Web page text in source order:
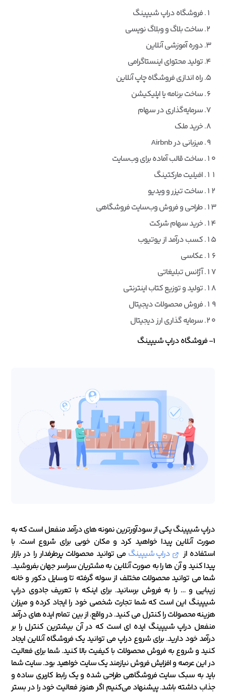
فروشگاه دراپ شیپینگ
ساخت بلاگ و وبلاگ نویسی
دوره آموزشی آنلاین
تولید محتوای اینستاگرامی
راه اندازی فروشگاه چاپ آنلاین
ساخت برنامه یا اپلیکیشن
سرمایه‌گذاری در سهام
خرید ملک
میزبانی در Airbnb
ساخت قالب آماده برای وب‌سایت
افیلیت مارکتینگ
ساخت تیزر و ویدیو
طراحی و فروش وب‌سایت فروشگاهی
خرید سهام شرکت
کسب درآمد از یوتیوب
عکاسی
آژانس تبلیغاتی
تولید و توزیع کتاب اینترنتی
فروش محصولات دیجیتال
سرمایه گذاری ارز دیجیتال
1- فروشگاه دراپ شیپینگ
دراپ شیپینگ یکی از سودآورترین نمونه های درآمد منفعل است که به
صورت آنلاین پیدا خواهید کرد و مکان خوبی برای شروع است. با
استفاده از
دراپ شیپینگ می توانید محصولات پرطرفدار را در بازار
پیدا کنید و آن ها را به صورت آنلاین به مشتریان سراسر جهان بفروشید.
شما می توانید محصولات مختلف از سوله گرفته تا وسایل دکور و خانه
زیبایی و … را به فروش برسانید. برای اینکه با تعریف جادوی دراپ
شیپینگ این است که شما تجارت شخصی خود را ایجاد کرده و میزان
هزینه محصولات را کنترل می کنید. در واقع، از بین تمام ایده های درآمد
منفعل دراپ شیپینگ ایده ای است که در آن بیشترین کنترل را بر
درآمد خود دارید. برای شروع دراپ می توانید یک فروشگاه آنلاین ایجاد
کنید و شروع به فروش محصولات با کیفیت بالا کنید. شما برای فعالیت
در این عرصه و افزایش فروش نیازمند یک سایت خواهید بود. سایت شما
باید به سبک سایت فروشگاهی طراحی شده و یک رابط کاربری ساده و
جذاب داشته باشد. پیشنهاد می‌کنیم اگر هنوز فعالیت خود را در بستر